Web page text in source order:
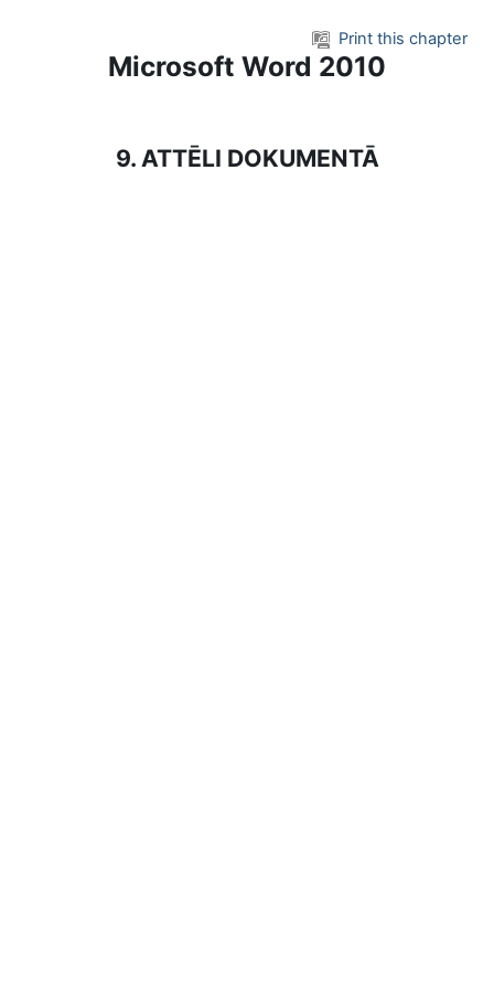
Print this chapter
Microsoft Word 2010
9. ATTĒLI DOKUMENTĀ